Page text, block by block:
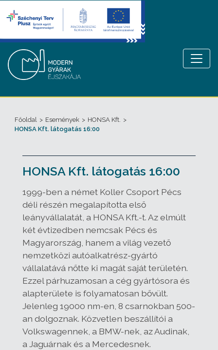
Főoldal > Események > HONSA Kft. >
HONSA Kft. látogatás 16:00
HONSA Kft. látogatás 16:00
1999-ben a német Koller Csoport Pécs
déli részén megalapította első
leányvállalatát, a HONSA Kft.-t. Az elmúlt
két évtizedben nemcsak Pécs és
Magyarország, hanem a világ vezető
nemzetközi autóalkatrész-gyártó
vállalatává nőtte ki magát saját területén.
Ezzel párhuzamosan a cég gyártósora és
alapterülete is folyamatosan bővült.
Jelenleg 19000 nm-en, 8 csarnokban 500-
an dolgoznak. Közvetlen beszállítói a
Volkswagennek, a BMW-nek, az Audinak,
a Jaguárnak és a Mercedesnek.